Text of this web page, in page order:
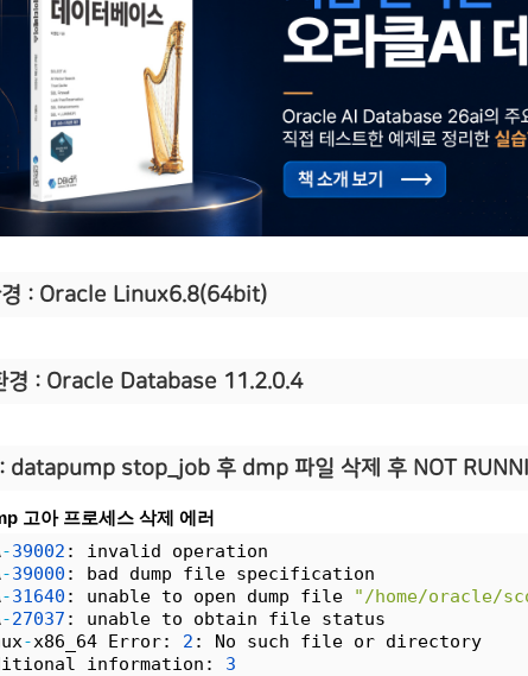
경 : Oracle Linux6.8(64bit)
경 : Oracle Database 11.2.0.4
datapump stop_job 후 dmp 파일 삭제 후 NOT
고아 프로세스 삭제 에러
-39002 : invalid operation
-39000 : bad dump file specification
-31640 : unable to open dump file "/home/oracle/
-27037 : unable to obtain file status
-x86_64 Error: 2 : No such file or directory
information: 3